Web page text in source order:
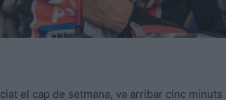
el cap de setmana, va arribar cinc minuts